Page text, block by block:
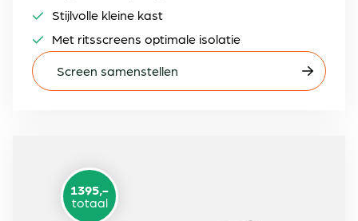
Stijlvolle kleine kast
Met ritsscreens optimale isolatie
Screen samenstellen
totaal
1395,-